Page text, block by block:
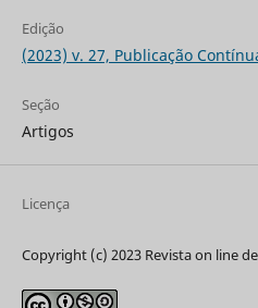
Edição
(2023) v. 27, Publicação
Seção
Artigos
Licença
Copyright (c) 2023 Revista on line